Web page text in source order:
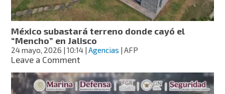
México subastará terreno donde cayó el
“Mencho” en Jalisco
24 mayo, 2026 | 10:14 |Agencias | AFP
Leave a Commenton
subastará
terreno